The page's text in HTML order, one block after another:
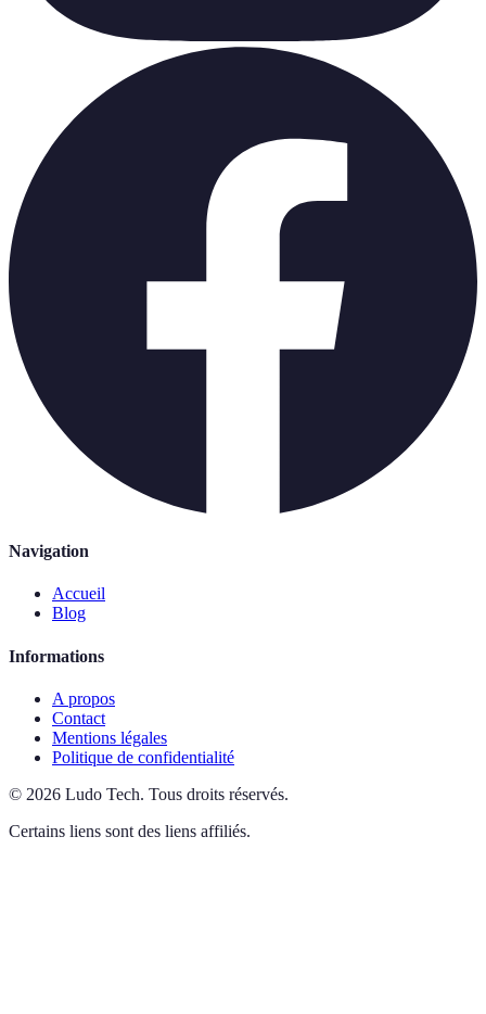
Navigation
Accueil
Blog
Informations
A propos
Contact
Mentions légales
Politique de confidentialité
© 2026 Ludo Tech. Tous droits réservés.
Certains liens sont des liens affiliés.